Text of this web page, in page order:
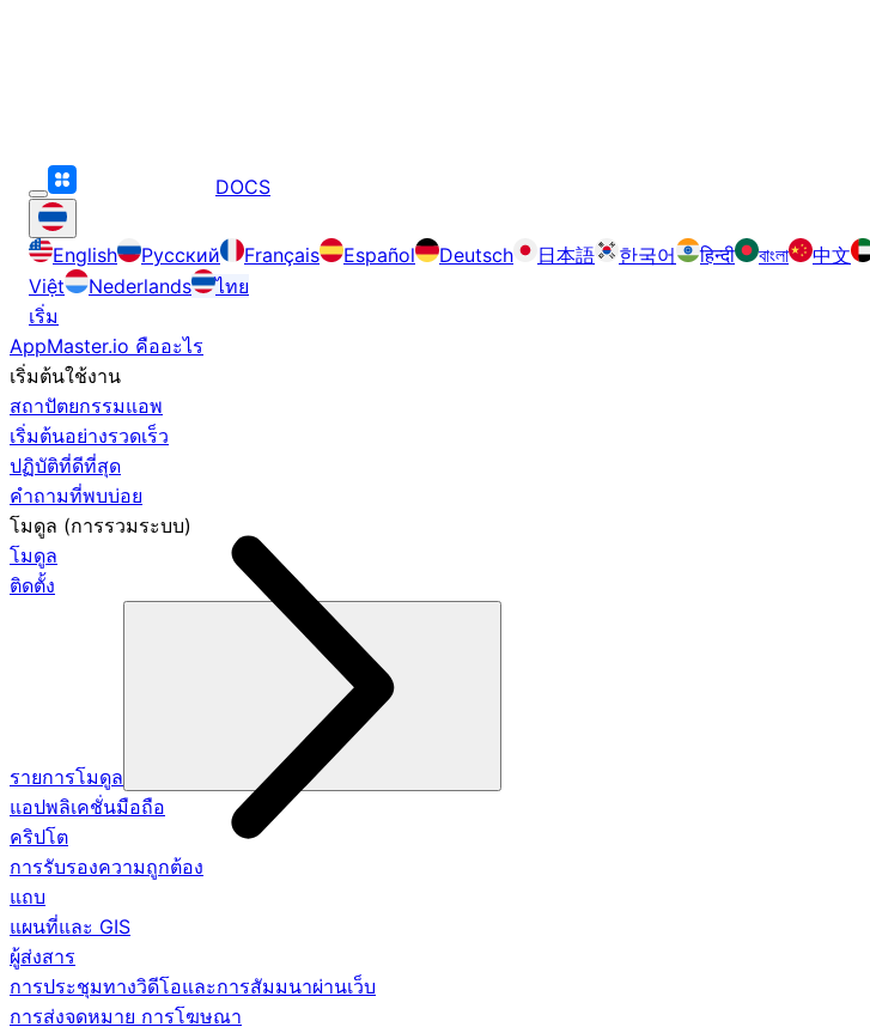
DOCS
English Русский Français Español Deutsch 日本語 한국어 हिन्दी বাংলা 中文
Việt
Nederlands
ไทย
เริ่ม
AppMaster.io คืออะไร
เริ่มต้นใช้งาน
สถาปัตยกรรมแอพ
เริ่มต้นอย่างรวดเร็ว
ปฏิบัติที่ดีที่สุด
คำถามที่พบบ่อย
โมดูล (การรวมระบบ)
โมดูล
ติดตั้ง
รายการโมดูล
แอปพลิเคชั่นมือถือ
คริปโต
การรับรองความถูกต้อง
แถบ
แผนที่และ GIS
ผู้ส่งสาร
การประชุมทางวิดีโอและการสัมมนาผ่านเว็บ
การส่งจดหมาย การโฆษณา